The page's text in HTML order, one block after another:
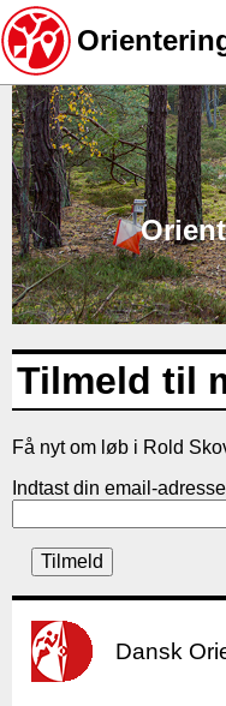
Gå
til
hovedindhold
Tilmeld til
Få nyt om løb i Rold
Indtast din email-adresse
Dansk